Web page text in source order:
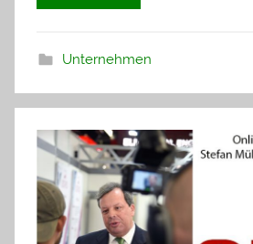
Unternehmen